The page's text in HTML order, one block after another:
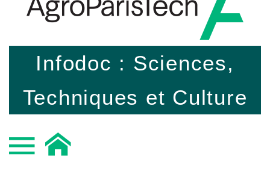
Infodoc : Sciences,
Techniques et Culture